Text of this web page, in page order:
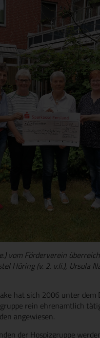
vom Förderverein
Hüring (v. 2. v.li.), Ursula
hat sich 2006 unter dem
rein ehrenamtlich
angewiesen.
der Hospizgruppe